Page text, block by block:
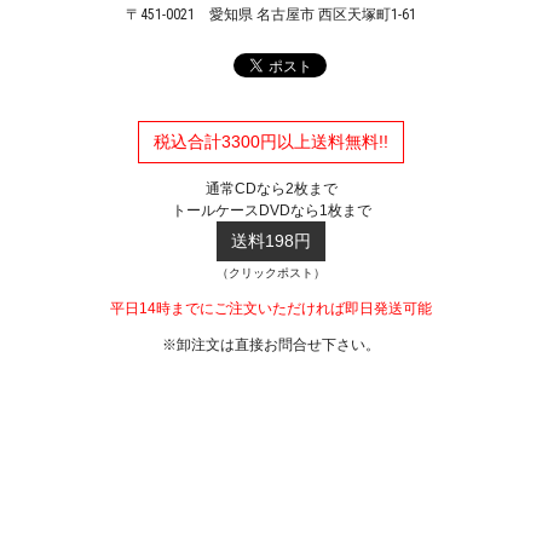
〒451-0021 愛知県 名古屋市 西区天塚町1-61
税込合計3300円以上送料無料!!
通常CDなら2枚まで
トールケースDVDなら1枚まで
送料198円
（クリックポスト）
平日14時までにご注文いただければ即日発送可能
※卸注文は直接お問合せ下さい。